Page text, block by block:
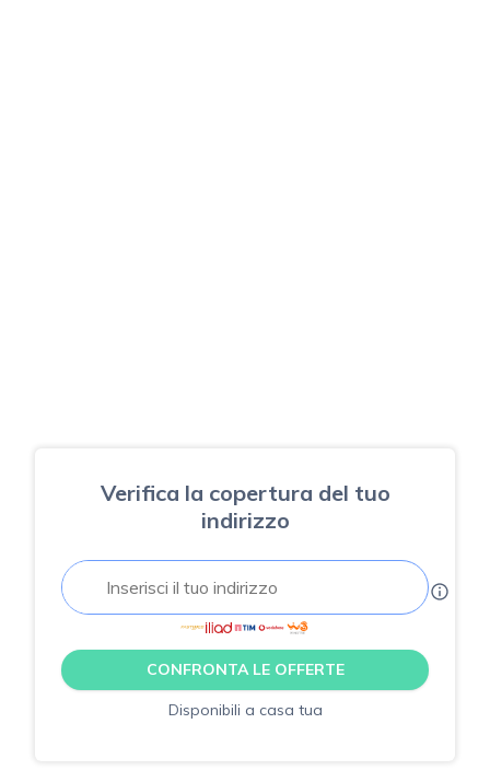
Verifica la copertura del tuo
indirizzo
CONFRONTA LE OFFERTE
Disponibili a casa tua